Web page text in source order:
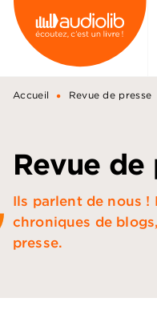
MENU
PIED DE PAGE
Accueil • Revue de presse
Revue de
Ils parlent de nous
chroniques de
presse.